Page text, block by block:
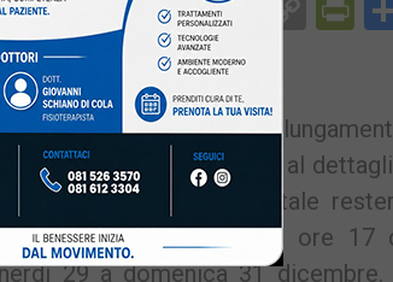
Facebook
Messenger
WhatsApp
Telegram
X EmailCopy
stato disposto il
sia per la parte ittica al
l’area mercatale
22 dicembre, alle ore 17
29 a domenica 31 dicembre.